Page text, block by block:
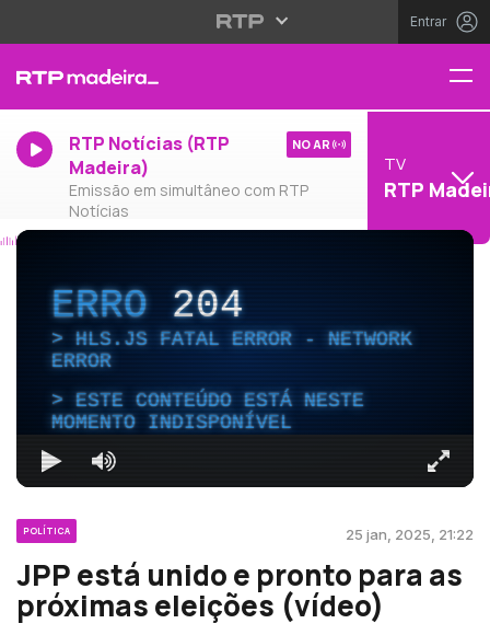
Entrar
RTP Notícias (RTP
Madeira)
Emissão em simultâneo com RTP
Notícias
NO AR
TV
RTP
ERRO204
HLS.JS FATAL ERROR - NETWORK
ERROR
ESTE CONTEÚDO ESTÁ NESTE
MOMENTO INDISPONÍVEL
POLÍTICA 25 jan, 2025, 21:22
JPP está unido e pronto para as
próximas eleições (vídeo)